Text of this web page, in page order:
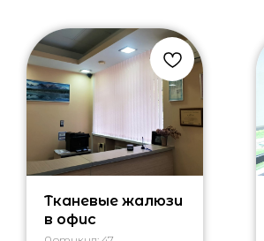
Тканевые жалюзи
в офис